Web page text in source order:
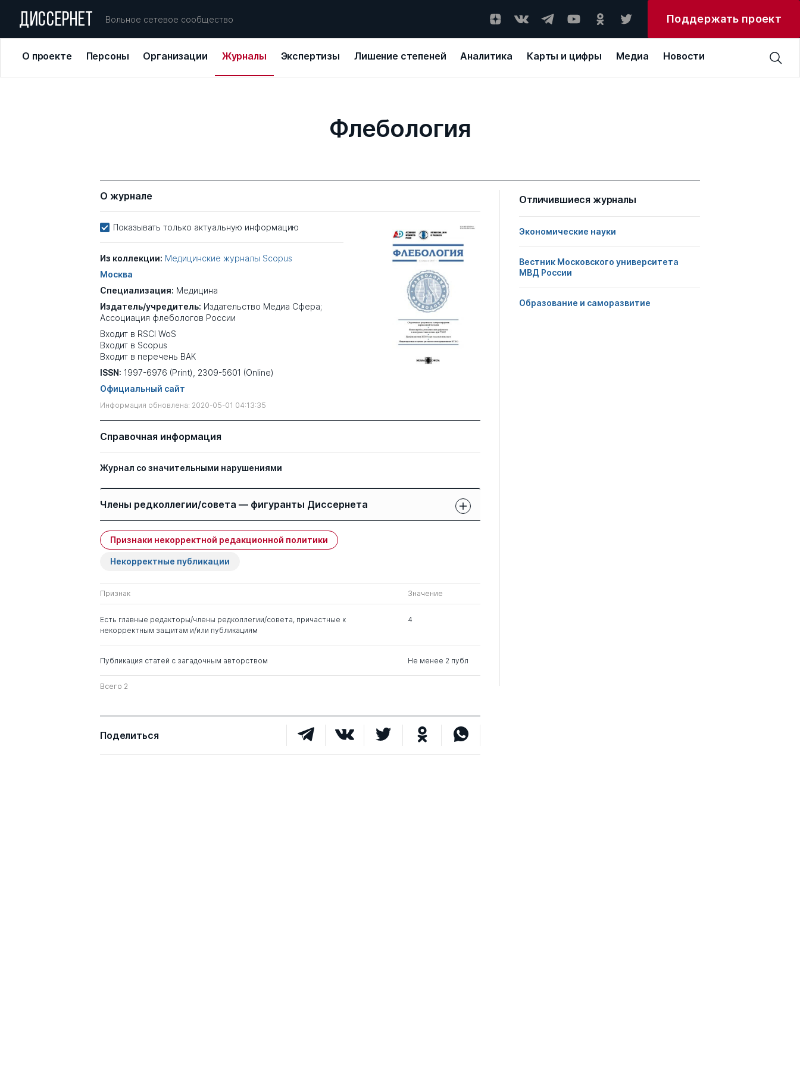
ДИССЕРНЕТ Вольное сетевое сообщество Поддержать проект
О проекте Персоны Организации Журналы Экспертизы Лишение степеней Аналитика Карты и цифры Медиа Новости
Флебология
О журнале
Показывать только актуальную информацию
Из коллекции: Медицинские журналы Scopus
Москва
Специализация: Медицина
Издатель/учредитель: Издательство Медиа Сфера;
Ассоциация флебологов России
Входит в RSCI WoS
Входит в Scopus
Входит в перечень ВАК
ISSN: 1997-6976 (Print), 2309-5601 (Online)
Официальный сайт
Информация обновлена: 2020-05-01 04:13:35
Справочная информация
Журнал со значительными нарушениями
Члены редколлегии/совета — фигуранты Диссернета
Имя Степень
Защиты членов РК:
свои
чужие
Александрович
Аракелян Валерий
д. мед. н. 0 4
Шевела Андрей Иванович д. мед. н. 0
Шулутко Александр
Признаки некорректной редакционной политики
Некорректные публикации
Признак Значение
Есть главные редакторы/члены редколлегии/совета, причастные к
некорректным защитам и/или публикациям
4
Публикация статей с загадочным авторством Не менее 2 публ
Всего 2
Поделиться
Отличившиеся журналы
Экономические науки
Вестник Московского университета
МВД России
Образование и саморазвитие